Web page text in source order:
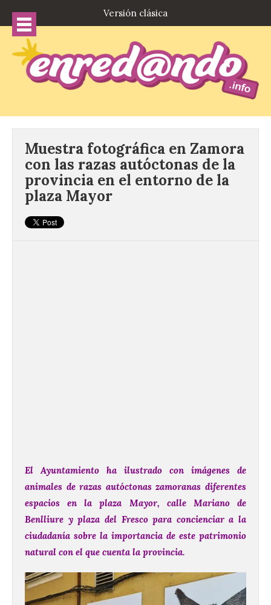
Versión clásica
Muestra fotográfica en Zamora
con las razas autóctonas de la
provincia en el entorno de la
plaza Mayor
El Ayuntamiento ha ilustrado con imágenes de
animales de razas autóctonas zamoranas diferentes
espacios en la plaza Mayor, calle Mariano de
Benlliure y plaza del Fresco para concienciar a la
ciudadanía sobre la importancia de este patrimonio
natural con el que cuenta la provincia.